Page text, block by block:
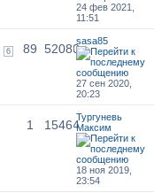
24 фев 2021,
11:51
6 89 52080
sasa85
27 сен 2020,
20:23
1 15464
Тургуневь
Максим
18 ноя 2019,
23:54